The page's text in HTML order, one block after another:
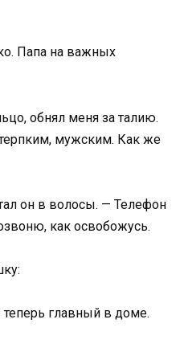
Папа на важных
обнял меня за талию.
мужским. Как же
он в волосы. — Телефон
как освобожусь.
главный в доме.